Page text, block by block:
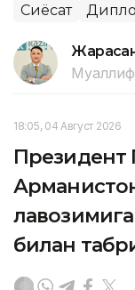
Сиёсат
Муаллиф
18:05, 04 Август 2026
билан